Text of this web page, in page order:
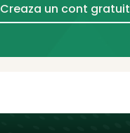
Creaza un cont gratuit